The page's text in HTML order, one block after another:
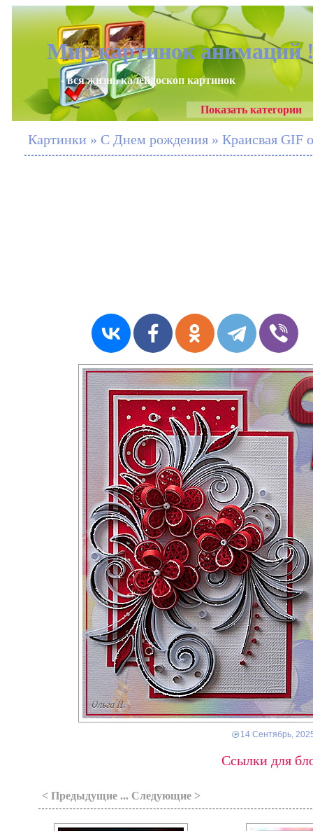
Мир картинок анимаций
- вся жизнь калейдоскоп картинок
Показать категории
Картинки » С Днем рождения » Краисвая GIF
14 Сентябрь,
Ссылки для
< Предыдущие ... Следующие >